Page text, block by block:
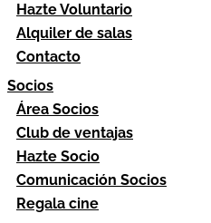
Hazte Voluntario
Alquiler de salas
Contacto
Socios
Área Socios
Club de ventajas
Hazte Socio
Comunicación Socios
Regala cine